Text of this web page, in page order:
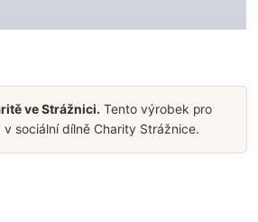
ve Strážnici. Tento výrobek pro
sociální dílně Charity Strážnice.